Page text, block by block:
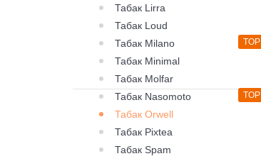
Табак Lirra
Табак Loud
Табак Milano
TOP
Табак Minimal
Табак Molfar
Табак Nasomoto
TOP
Табак Orwell
Табак Pixtea
Табак Spam